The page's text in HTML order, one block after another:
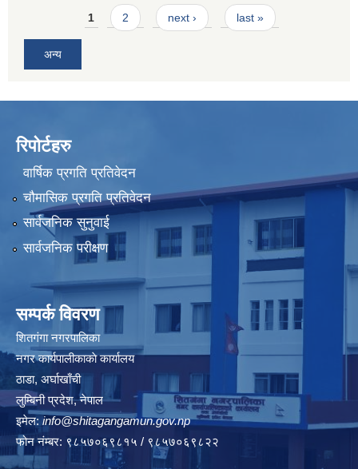
Pages1 2 next › last »
अन्य
रिपोर्टहरु
वार्षिक प्रगति प्रतिवेदन
चौमासिक प्रगति प्रतिवेदन
सार्वजनिक सुनुवाई
सार्वजनिक परीक्षण
सम्पर्क विवरण
शितगंगा नगरपालिका
नगर कार्यपालीकाकाे कार्यालय
ठाडा, अर्घाखाँची
लुम्बिनी प्रदेश, नेपाल
इमेल: info@shitagangamun.gov.np
फोन नंम्बर: ९८५७०६९८१५ / ९८५७०६९८२२